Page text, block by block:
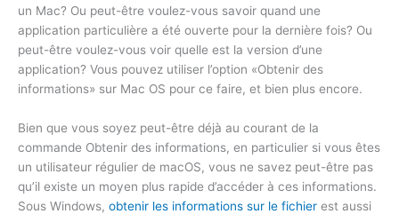
un Mac? Ou peut-être voulez-vous savoir quand une
application particulière a été ouverte pour la dernière fois? Ou
peut-être voulez-vous voir quelle est la version d’une
application? Vous pouvez utiliser l’option «Obtenir des
informations» sur Mac OS pour ce faire, et bien plus encore.
Bien que vous soyez peut-être déjà au courant de la
commande Obtenir des informations, en particulier si vous êtes
un utilisateur régulier de macOS, vous ne savez peut-être pas
qu’il existe un moyen plus rapide d’accéder à ces informations.
Sous Windows, obtenir les informations sur le fichier est aussi